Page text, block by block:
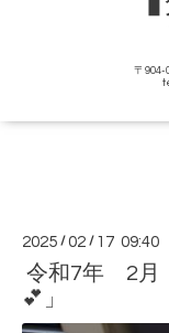
〒
2025 /02 / 17 09:40
令和7年 2月
💕」